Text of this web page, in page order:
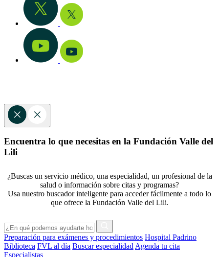
Encuentra lo que necesitas en la Fundación Valle del
Lili
¿Buscas un servicio médico, una especialidad, un profesional de la
salud o información sobre citas y programas?
Usa nuestro buscador inteligente para acceder fácilmente a todo lo
que ofrece la Fundación Valle del Lili.
Preparación para exámenes y procedimientos Hospital Padrino
Biblioteca FVL al día Buscar especialidad Agenda tu cita
Especialistas